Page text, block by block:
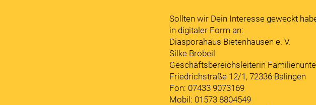
Sollten wir Dein Interesse geweckt
in digitaler Form an:
Diasporahaus Bietenhausen e. V.
Silke Brobeil
Geschäftsbereichsleiterin
Friedrichstraße 12/1, 72336 Balingen
Fon: 07433 9073169
Mobil: 01573 8804549